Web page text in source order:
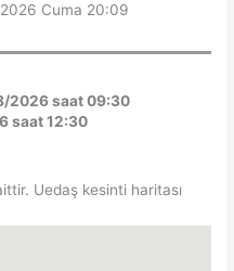
Cuma 20:09
2026 saat 09:30
saat 12:30
Uedaş kesinti haritası